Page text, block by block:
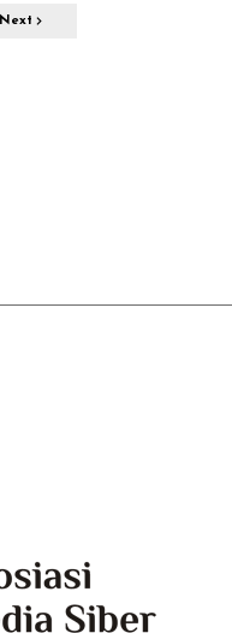
Next